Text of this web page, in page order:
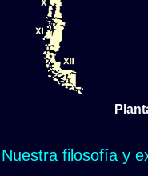
Nuestra filosofía y